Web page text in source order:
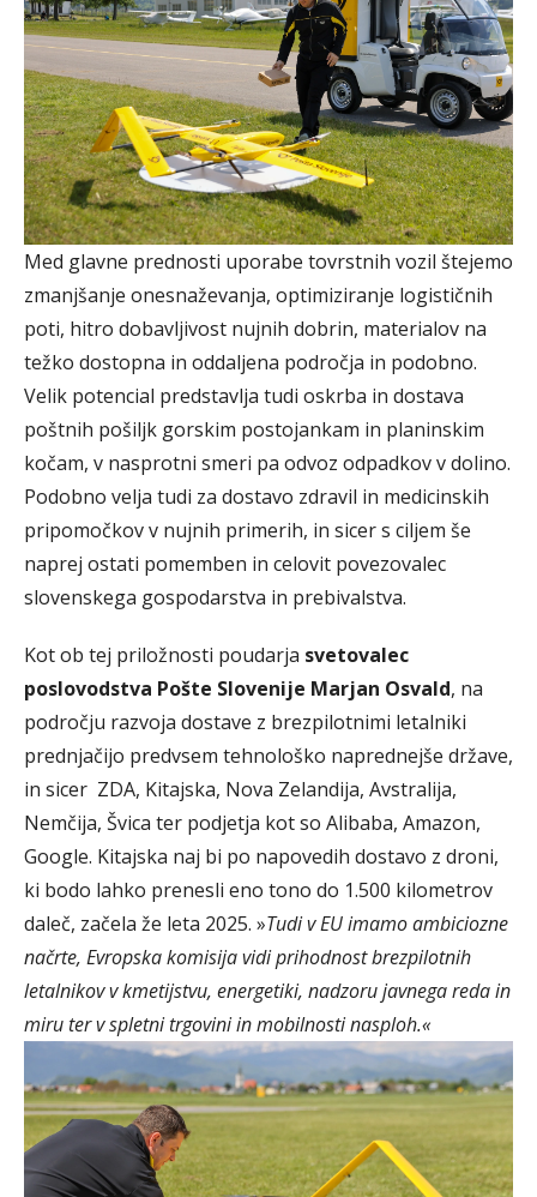
Med glavne prednosti uporabe tovrstnih vozil štejemo
zmanjšanje onesnaževanja, optimiziranje logističnih
poti, hitro dobavljivost nujnih dobrin, materialov na
težko dostopna in oddaljena področja in podobno.
Velik potencial predstavlja tudi oskrba in dostava
poštnih pošiljk gorskim postojankam in planinskim
kočam, v nasprotni smeri pa odvoz odpadkov v dolino.
Podobno velja tudi za dostavo zdravil in medicinskih
pripomočkov v nujnih primerih, in sicer s ciljem še
naprej ostati pomemben in celovit povezovalec
slovenskega gospodarstva in prebivalstva.
Kot ob tej priložnosti poudarja svetovalec
poslovodstva Pošte Slovenije Marjan Osvald, na
področju razvoja dostave z brezpilotnimi letalniki
prednjačijo predvsem tehnološko naprednejše države,
in sicer ZDA, Kitajska, Nova Zelandija, Avstralija,
Nemčija, Švica ter podjetja kot so Alibaba, Amazon,
Google. Kitajska naj bi po napovedih dostavo z droni,
ki bodo lahko prenesli eno tono do 1.500 kilometrov
daleč, začela že leta 2025. »Tudi v EU imamo ambiciozne
načrte, Evropska komisija vidi prihodnost brezpilotnih
letalnikov v kmetijstvu, energetiki, nadzoru javnega reda in
miru ter v spletni trgovini in mobilnosti nasploh.«